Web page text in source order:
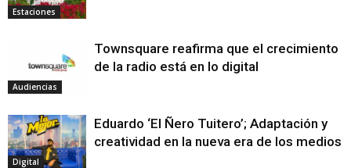
Estaciones
Audiencias
Townsquare reafirma que el crecimiento
de la radio está en lo digital
Digital
Eduardo ‘El Ñero Tuitero’; Adaptación y
creatividad en la nueva era de los medios